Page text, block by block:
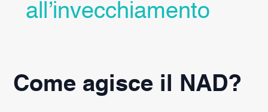
all’invecchiamento
Come agisce il NAD?